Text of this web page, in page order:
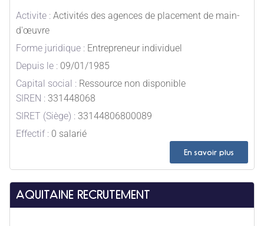
Activite : Activités des agences de placement de main-
d'œuvre
Forme juridique : Entrepreneur individuel
Depuis le : 09/01/1985
Capital social : Ressource non disponible
SIREN : 331448068
SIRET (Siège) : 33144806800089
Effectif : 0 salarié
En savoir plus
AQUITAINE RECRUTEMENT